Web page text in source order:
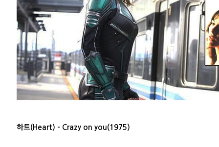
하트(Heart) - Crazy on you(1975)